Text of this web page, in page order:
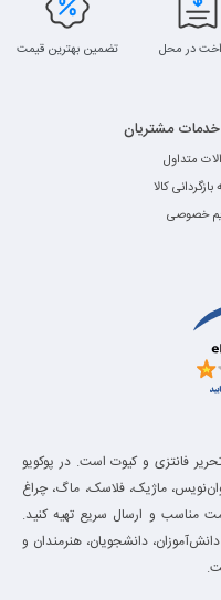
در محل تضمین بهترین قیمت
خدمات مشتریان
متداول
بازگردانی کالا
خصوصی
فانتزی و کیوت است. در پوکویو
ماژیک، فلاسک، ماگ، چراغ
مناسب و ارسال سریع تهیه کنید.
دانشجویان، هنرمندان و